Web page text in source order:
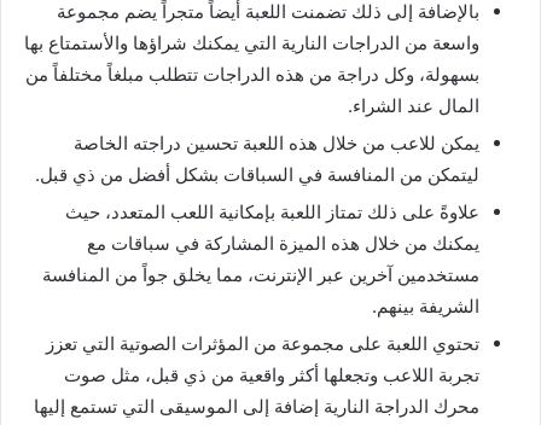
بالإضافة إلى ذلك تضمنت اللعبة أيضاً متجراً يضم مجموعة
واسعة من الدراجات النارية التي يمكنك شراؤها والأستمتاع بها
بسهولة، وكل دراجة من هذه الدراجات تتطلب مبلغاً مختلفاً من
المال عند الشراء.
يمكن للاعب من خلال هذه اللعبة تحسين دراجته الخاصة
ليتمكن من المنافسة في السباقات بشكل أفضل من ذي قبل.
علاوةً على ذلك تمتاز اللعبة بإمكانية اللعب المتعدد، حيث
يمكنك من خلال هذه الميزة المشاركة في سباقات مع
مستخدمين آخرين عبر الإنترنت، مما يخلق جواً من المنافسة
الشريفة بينهم.
تحتوي اللعبة على مجموعة من المؤثرات الصوتية التي تعزز
تجربة اللاعب وتجعلها أكثر واقعية من ذي قبل، مثل صوت
محرك الدراجة النارية إضافة إلى الموسيقى التي تستمع إليها